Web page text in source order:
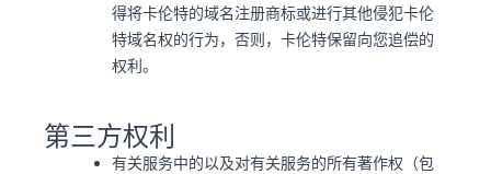
得将卡伦特的域名注册商标或进行其他侵犯卡伦
特域名权的行为，否则，卡伦特保留向您追偿的
权利。
第三方权利
有关服务中的以及对有关服务的所有著作权（包